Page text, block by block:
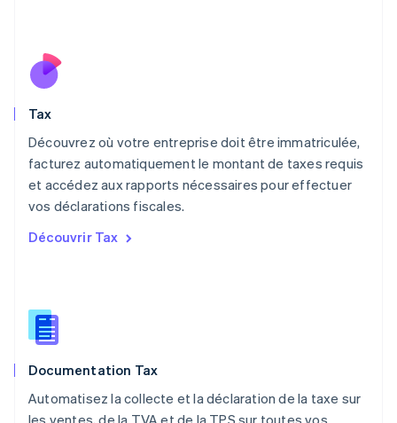
Tax
Découvrez où votre entreprise doit être immatriculée,
facturez automatiquement le montant de taxes requis
et accédez aux rapports nécessaires pour effectuer
vos déclarations fiscales.
Découvrir Tax
Documentation Tax
Automatisez la collecte et la déclaration de la taxe sur
Mexique
Español
Nouvelle-Zélande
Pays-Bas
NederlandsEnglish
Pologne
Portugal
République tchèque
English
English
Royaume-Uni